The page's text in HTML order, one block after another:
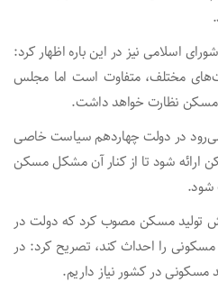
اسلامی نیز در این باره اظهار کرد:
مختلف، متفاوت است اما مجلس
مسکن نظارت خواهد داشت.
می‌رود در دولت چهاردهم سیاست خاصی
ارائه شود تا از کنار آن مشکل مسکن
شود.
تولید مسکن مصوب کرد که دولت در
را احداث کند، تصریح کرد: در
مسکونی در کشور نیاز داریم.